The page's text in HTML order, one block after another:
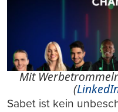
Mit
(
Sabet ist kein